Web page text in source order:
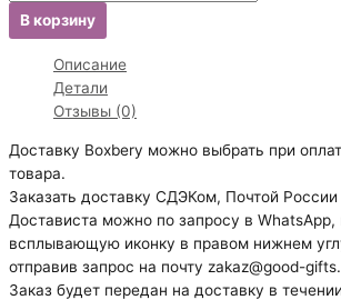
В корзину
Описание
Детали
Отзывы (0)
Доставку Boxbery можно выбрать при
товара.
Заказать доставку СДЭКом, Почтой
Достависта можно по запросу в WhatsApp,
всплывающую иконку в правом нижнем
отправив запрос на почту zakaz@good-
Заказ будет передан на доставку в